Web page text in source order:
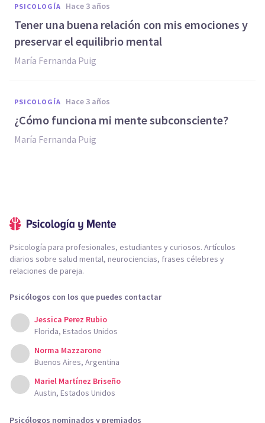
PSICOLOGÍA hace 3 años
Tener una buena relación con mis emociones y
preservar el equilibrio mental
María Fernanda Puig
PSICOLOGÍA hace 3 años
¿Cómo funciona mi mente subconsciente?
María Fernanda Puig
Psicología para profesionales, estudiantes y curiosos. Artículos
diarios sobre salud mental, neurociencias, frases célebres y
relaciones de pareja.
Psicólogos con los que puedes contactar
Jessica Perez Rubio
Florida, Estados Unidos
Norma Mazzarone
Buenos Aires, Argentina
Mariel Martínez Briseño
Austin, Estados Unidos
Psicólogos nominados y premiados